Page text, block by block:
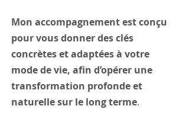
Mon accompagnement est conçu
pour vous donner des clés
concrètes et adaptées à votre
mode de vie, afin d’opérer une
transformation profonde et
naturelle sur le long terme.